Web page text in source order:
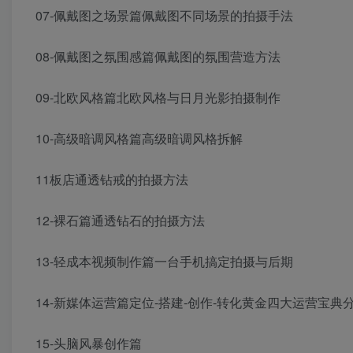
07-佩戴图之场景篇佩戴图不同场景的拍摄手法
08-佩戴图之氛围感篇佩戴图的氛围营造方法
09-北欧风格篇北欧风格与日月光影拍摄制作
10-高级暗调风格篇高级暗调风格拆解
11板店通透钻戒的拍摄方法
12-裸石篇通透钻石的拍摄方法
13-轻成本视频制作篇一台手机搞定拍摄与后期
14-新媒体运营篇定位-搭建-创作-转化黄金四大运营宝典
15-头脑风暴创作篇